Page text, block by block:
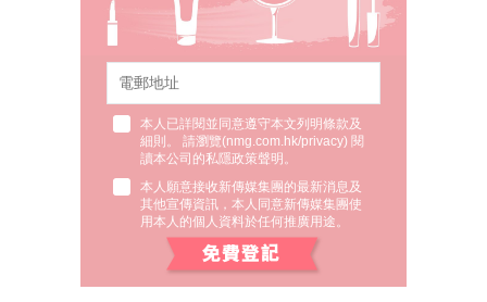
細則。 請瀏覽(nmg.com.hk/privacy) 閱
讀本公司的私隱政策聲明。
其他宣傳資訊，本人同意新傳媒集團使
用本人的個人資料於任何推廣用途。